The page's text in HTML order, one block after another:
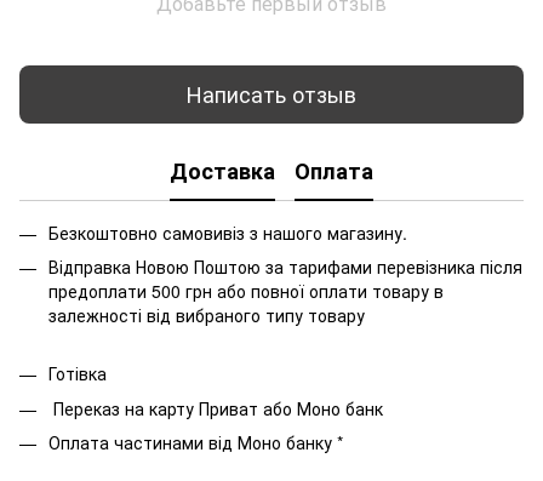
Написать отзыв
Доставка Оплата
Безкоштовно самовивіз з нашого магазину.
Відправка Новою Поштою за тарифами перевізника після
предоплати 500 грн або повної оплати товару в
залежності від вибраного типу товару
Готівка
Переказ на карту Приват або Моно банк
Оплата частинами від Моно банку *